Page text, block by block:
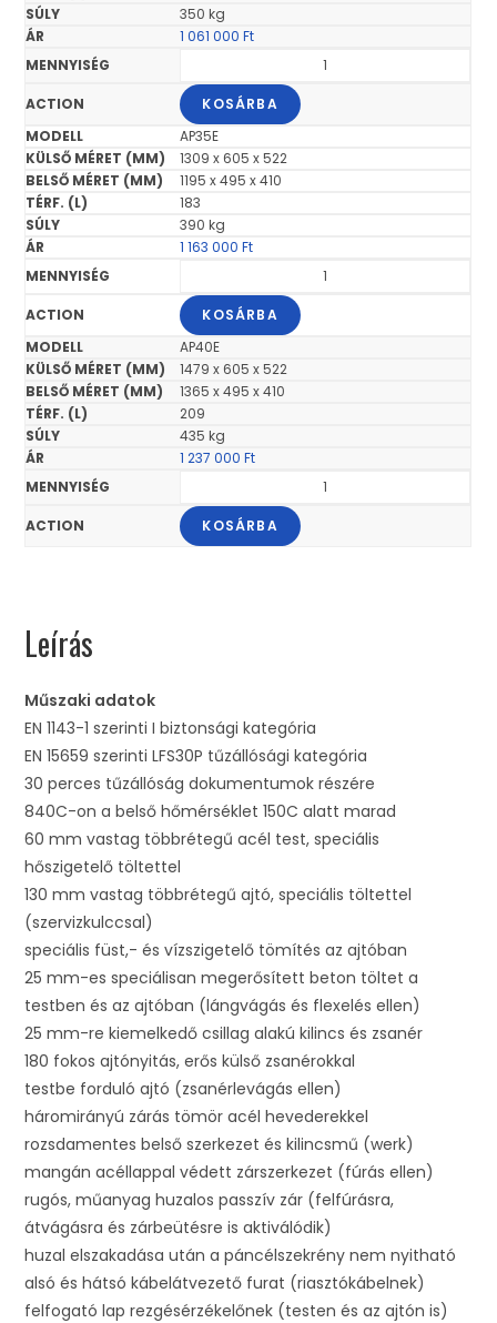
350 kg
1 061 000Ft
KOSÁRBA
AP35E
1309 x 605 x 522
1195 x 495 x 410
183
390 kg
1 163 000Ft
KOSÁRBA
AP40E
1479 x 605 x 522
1365 x 495 x 410
209
435 kg
1 237 000Ft
KOSÁRBA
Leírás
Műszaki adatok
EN 1143-1 szerinti I biztonsági kategória
EN 15659 szerinti LFS30P tűzállósági kategória
30 perces tűzállóság dokumentumok részére
840C-on a belső hőmérséklet 150C alatt marad
60 mm vastag többrétegű acél test, speciális
hőszigetelő töltettel
130 mm vastag többrétegű ajtó, speciális töltettel
(szervizkulccsal)
speciális füst,- és vízszigetelő tömítés az ajtóban
25 mm-es speciálisan megerősített beton töltet a
testben és az ajtóban (lángvágás és flexelés ellen)
25 mm-re kiemelkedő csillag alakú kilincs és zsanér
180 fokos ajtónyitás, erős külső zsanérokkal
testbe forduló ajtó (zsanérlevágás ellen)
háromirányú zárás tömör acél hevederekkel
rozsdamentes belső szerkezet és kilincsmű (werk)
mangán acéllappal védett zárszerkezet (fúrás ellen)
rugós, műanyag huzalos passzív zár (felfúrásra,
átvágásra és zárbeütésre is aktiválódik)
huzal elszakadása után a páncélszekrény nem nyitható
alsó és hátsó kábelátvezető furat (riasztókábelnek)
felfogató lap rezgésérzékelőnek (testen és az ajtón is)